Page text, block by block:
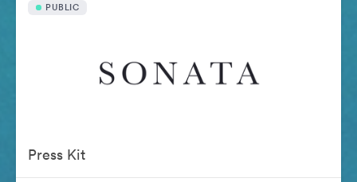
PUBLIC
Press Kit